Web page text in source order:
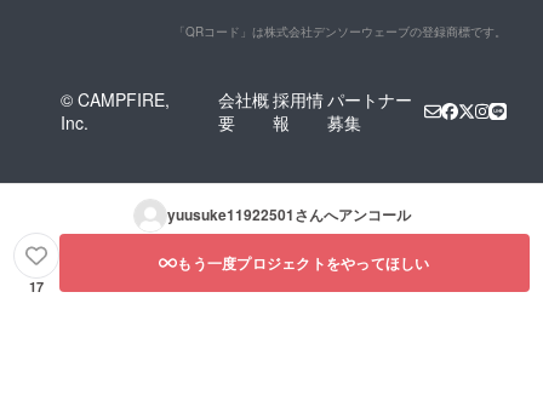
「QRコード」は株式会社デンソーウェーブの登録商標です。
© CAMPFIRE,
Inc.
会社概
要
採用情
報
パートナー
募集
yuusuke11922501さんへアンコール
17
もう一度プロジェクトをやってほしい